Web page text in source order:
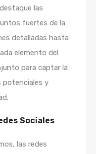
las
fuertes de la
detalladas hasta
elemento del
para captar la
potenciales y
Sociales
las redes